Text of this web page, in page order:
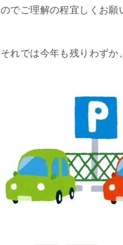
のでご理解の程宜しくお願
それでは今年も残りわずか